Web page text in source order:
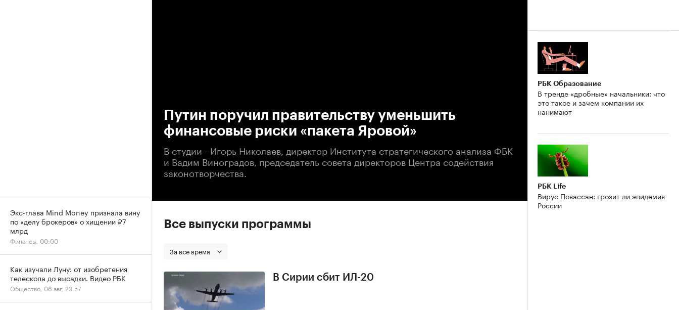
Путин поручил правительству уменьшить
финансовые риски «пакета Яровой»
В студии - Игорь Николаев, директор Института стратегического анализа ФБК
и Вадим Виноградов, председатель совета директоров Центра содействия
законотворчества.
Все выпуски программы
За все время
В Сирии сбит ИЛ-20
РБК Образование
В тренде «дробные» начальники: что
это такое и зачем компании их
нанимают
РБК Life
Вирус Повассан: грозит ли эпидемия
России
Экс-глава Mind Money признала вину
по «делу брокеров» о хищении ₽7
млрд
Финансы, 00:00
Как изучали Луну: от изобретения
телескопа до высадки. Видео РБК
Общество, 06 авг, 23:57